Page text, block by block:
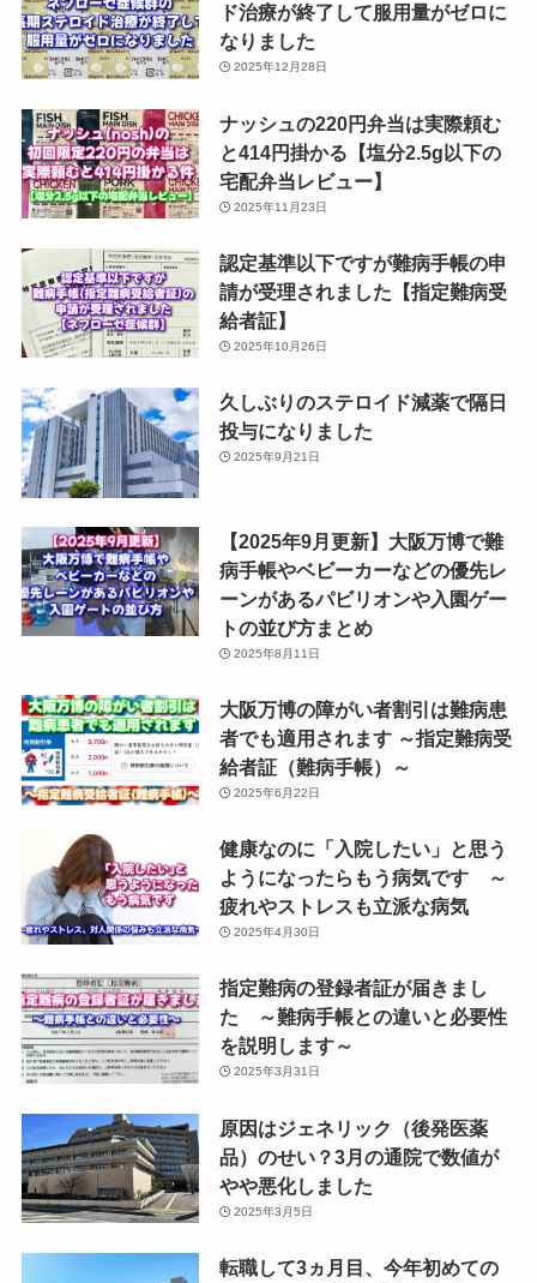
ド治療が終了して服用量がゼロに
なりました
2025年12月28日
ナッシュの220円弁当は実際頼む
と414円掛かる【塩分2.5g以下の
宅配弁当レビュー】
2025年11月23日
認定基準以下ですが難病手帳の申
請が受理されました【指定難病受
給者証】
2025年10月26日
久しぶりのステロイド減薬で隔日
投与になりました
2025年9月21日
【2025年9月更新】大阪万博で難
病手帳やベビーカーなどの優先レ
ーンがあるパビリオンや入園ゲー
トの並び方まとめ
2025年8月11日
大阪万博の障がい者割引は難病患
者でも適用されます ～指定難病受
給者証（難病手帳）～
2025年6月22日
健康なのに「入院したい」と思う
ようになったらもう病気です ～
疲れやストレスも立派な病気
2025年4月30日
指定難病の登録者証が届きまし
た ～難病手帳との違いと必要性
を説明します～
2025年3月31日
原因はジェネリック（後発医薬
品）のせい？3月の通院で数値が
やや悪化しました
2025年3月5日
転職して3ヵ月目、今年初めての